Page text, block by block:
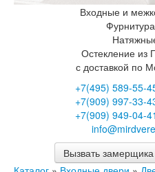
Входные двери
Двери с
Противопожарные
Двери Бункер
Двери Лекс
Двери Рыцарь
Двери Термодор
Арктика
Монолит
Стайл
Термо
Термо Лацио
Входные и
Остекление из
с доставкой по
+7(495) 589-55-
+7(909) 997-33-
+7(909) 949-04-41
Вызвать замерщика